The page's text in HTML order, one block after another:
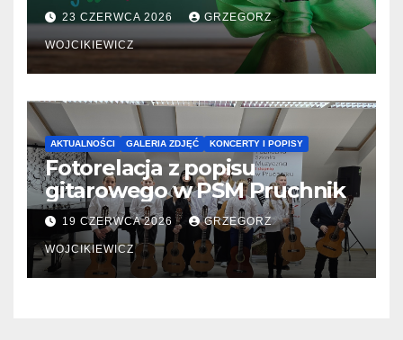
23 CZERWCA 2026 GRZEGORZ
WOJCIKIEWICZ
AKTUALNOŚCI GALERIA ZDJĘĆ KONCERTY I POPISY
Fotorelacja z popisu
gitarowego w PSM Pruchnik
19 CZERWCA 2026 GRZEGORZ
WOJCIKIEWICZ